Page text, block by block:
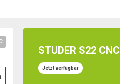
STUDER S22 CNC
Jetzt verfügbar